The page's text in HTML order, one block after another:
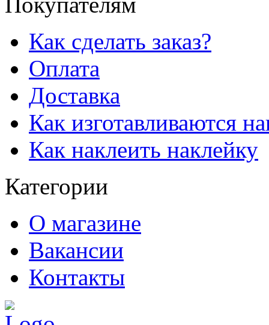
Как сделать заказ?
Оплата
Доставка
Как изготавливаются
Как наклеить наклейку
Категории
О магазине
Вакансии
Контакты